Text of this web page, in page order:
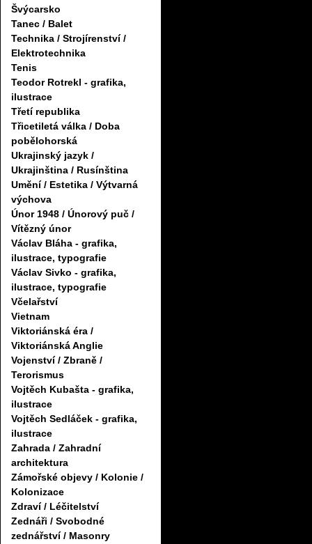
Švýcarsko
Tanec / Balet
Technika / Strojírenství /
Elektrotechnika
Tenis
Teodor Rotrekl - grafika,
ilustrace
Třetí republika
Třicetiletá válka / Doba
pobělohorská
Ukrajinský jazyk /
Ukrajinština / Rusínština
Umění / Estetika / Výtvarná
výchova
Únor 1948 / Únorový puč /
Vítězný únor
Václav Bláha - grafika,
ilustrace, typografie
Václav Sivko - grafika,
ilustrace, typografie
Včelařství
Vietnam
Viktoriánská éra /
Viktoriánská Anglie
Vojenství / Zbraně /
Terorismus
Vojtěch Kubašta - grafika,
ilustrace
Vojtěch Sedláček - grafika,
ilustrace
Zahrada / Zahradní
architektura
Zámořské objevy / Kolonie /
Kolonizace
Zdraví / Léčitelství
Zednáři / Svobodné
zednářství / Masonry